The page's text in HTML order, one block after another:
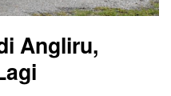
Angliru,